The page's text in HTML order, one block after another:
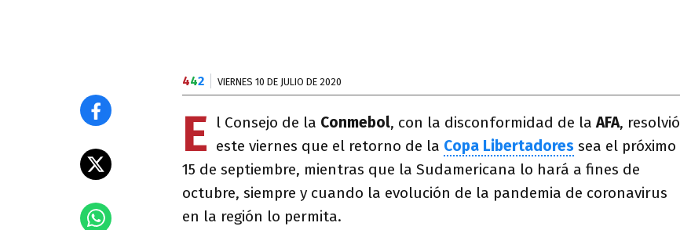
442 VIERNES 10 DE JULIO DE 2020
E l Consejo de la Conmebol, con la disconformidad de laAFA, resolvió
este viernes que el retorno de la Copa Libertadores sea el próximo
15 de septiembre, mientras que la Sudamericana lo hará a fines de
octubre, siempre y cuando la evolución de la pandemia de coronavirus
en la región lo permita.